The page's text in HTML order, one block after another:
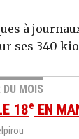
à
ses 340
DU MOIS
18e EN